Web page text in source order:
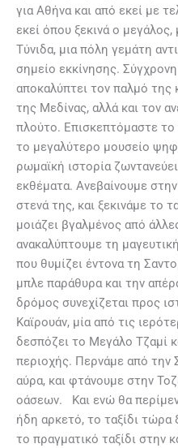
για Αθήνα και από εκεί με
εκεί όπου ξεκινά ο
Τύνιδα, μια πόλη γεμάτη
σημείο εκκίνησης.
αποκαλύπτει τον παλμό της
της Μεδίνας, αλλά και τον
πλούτο. Επισκεπτόμαστε
το μεγαλύτερο μουσείο
ρωμαϊκή ιστορία
εκθέματα. Ανεβαίνουμε
στενά της, και ξεκινάμε το
μοιάζει βγαλμένος από
ανακαλύπτουμε τη
που θυμίζει έντονα τη
μπλε παράθυρα και την
δρόμος συνεχίζεται προς
Καϊρουάν, μία από τις
δεσπόζει το Μεγάλο Τζαμί
περιοχής. Περνάμε από την
αύρα, και φτάνουμε στην
οάσεων. Και ενώ θα
ήδη αρκετό, το ταξίδι τώρα
το πραγματικό ταξίδι στην